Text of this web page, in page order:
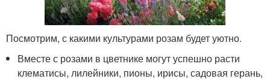
Посмотрим, с какими культурами розам будет уютно.
Вместе с розами в цветнике могут успешно расти
клематисы, лилейники, пионы, ирисы, садовая герань,